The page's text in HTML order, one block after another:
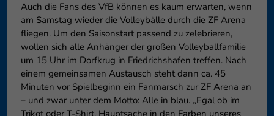
Auch die Fans des VfB können es kaum erwarten, wenn
am Samstag wieder die Volleybälle durch die ZF Arena
fliegen. Um den Saisonstart passend zu zelebrieren,
wollen sich alle Anhänger der großen Volleyballfamilie
um 15 Uhr im Dorfkrug in Friedrichshafen treffen. Nach
einem gemeinsamen Austausch steht dann ca. 45
Minuten vor Spielbeginn ein Fanmarsch zur ZF Arena an
– und zwar unter dem Motto: Alle in blau. „Egal ob im